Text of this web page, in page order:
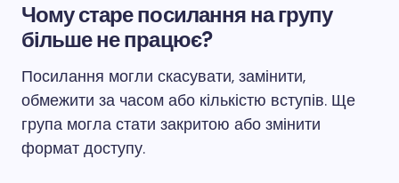
Чому старе посилання на групу
більше не працює?
Посилання могли скасувати, замінити,
обмежити за часом або кількістю вступів. Ще
група могла стати закритою або змінити
формат доступу.